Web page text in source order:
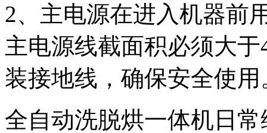
2、主电源在进入机器前
主电源线截面积必须大
装接地线，确保安全使用
全自动洗脱烘一体机日